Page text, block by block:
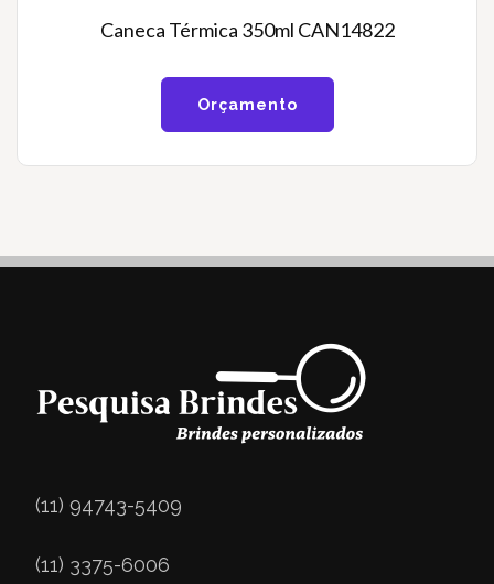
Caneca Térmica 350ml CAN14822
Orçamento
(11) 94743-5409
(11) 3375-6006